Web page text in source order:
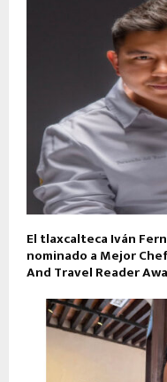
El tlaxcalteca Iván
nominado a Mejor
And Travel Reader